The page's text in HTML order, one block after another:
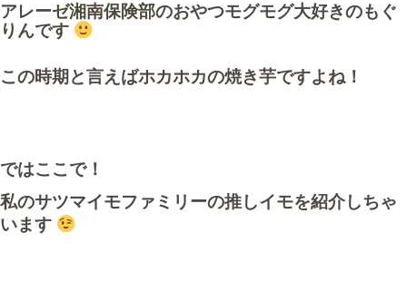
作業事例
保険
アレーゼ湘南保険部のおやつモグモグ大好きのもぐ
りんです
この時期と言えばホカホカの焼き芋ですよね！
ではここで！
私のサツマイモファミリーの推しイモを紹介しちゃ
います